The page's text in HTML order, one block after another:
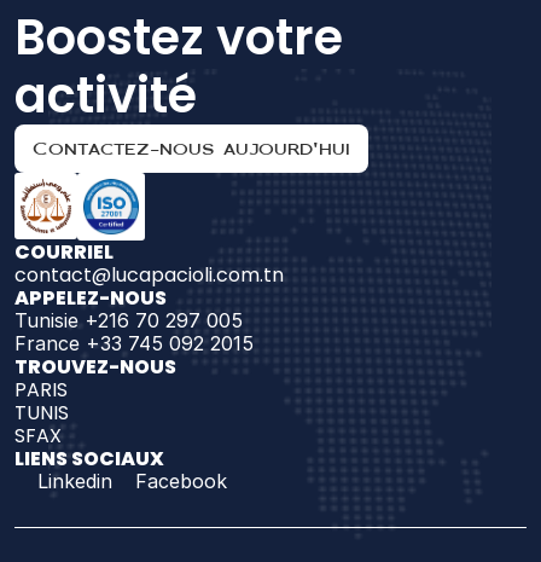
Boostez votre
activité
Contactez-nous aujourd'hui
COURRIEL
contact@lucapacioli.com.tn
APPELEZ-NOUS
Tunisie +216 70 297 005
France +33 745 092 2015
TROUVEZ-NOUS
PARIS
TUNIS
SFAX
LIENS SOCIAUX
Linkedin Facebook